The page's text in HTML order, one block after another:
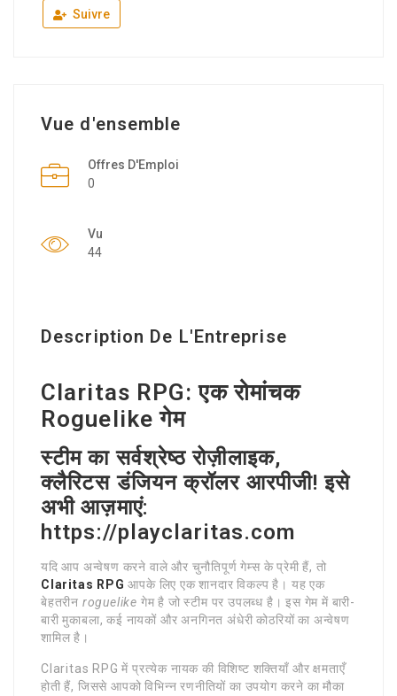
Suivre
Vue d'ensemble
Offres D'Emploi
0
Vu
44
Description De L'Entreprise
Claritas RPG: एक रोमांचक
Roguelike गेम
स्टीम का सर्वश्रेष्ठ रोज़ीलाइक,
क्लैरिटस डंजियन क्रॉलर आरपीजी! इसे
अभी आज़माएं:
https://playclaritas.com
यदि आप अन्वेषण करने वाले और चुनौतिपूर्ण गेम्स के प्रेमी हैं, तो
Claritas RPG आपके लिए एक शानदार विकल्प है। यह एक
बेहतरीन roguelike गेम है जो स्टीम पर उपलब्ध है। इस गेम में बारी-
बारी मुकाबला, कई नायकों और अनगिनत अंधेरी कोठरियों का अन्वेषण
शामिल है।
Claritas RPG में प्रत्येक नायक की विशिष्ट शक्तियाँ और क्षमताएँ
होती हैं, जिससे आपको विभिन्न रणनीतियों का उपयोग करने का मौका